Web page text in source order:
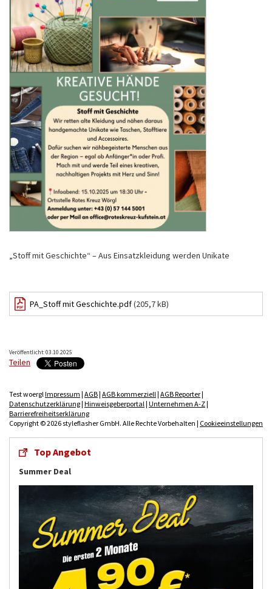
„Stoff mit Geschichte“ – Aus Einsatzkleidung werden Unikate
PA_Stoff mit Geschichte.pdf(205,7 kB)
Veröffentlicht: 03.10.2025
Teilen
Test woergl Impressum | AGB| AGB kommerziell | AGB Reporter|
Datenschutzerklärung| Hinweisgeberportal | Unternehmen A-Z|
Barrierefreiheitserklärung
Copyright © 2026 styleflasher GmbH. Alle Rechte Vorbehalten | Cookieeinstellungen
Top Angebot
Summer Deal